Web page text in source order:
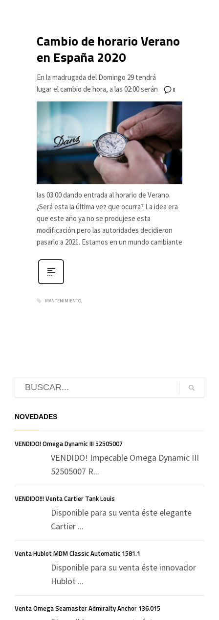
Cambio de horario Verano
en España 2020
0
En la madrugada del Domingo 29 tendrá
lugar el cambio de hora, a las 02:00 serán
las 03:00 dando entrada al horario de Verano.
¿Será esta la última vez que ocurra? La idea era
que este año ya no se produjese esta
modificación pero las autoridades decidieron
pasarlo a 2021. Estamos en un mundo cambiante
MANTENIMIENTO
NOVEDADES
VENDIDO! Omega Dynamic III 52505007
VENDIDO! Impecable Omega Dynamic III
52505007 R...
VENDIDO!!! Venta Cartier Tank Louis
Disponible para su venta éste elegante
Cartier ...
Venta Hublot MDM Classic Automatic 1581.1
Disponible para su venta éste innovador
Hublot ...
Venta Omega Seamaster Admiralty Anchor 136.015